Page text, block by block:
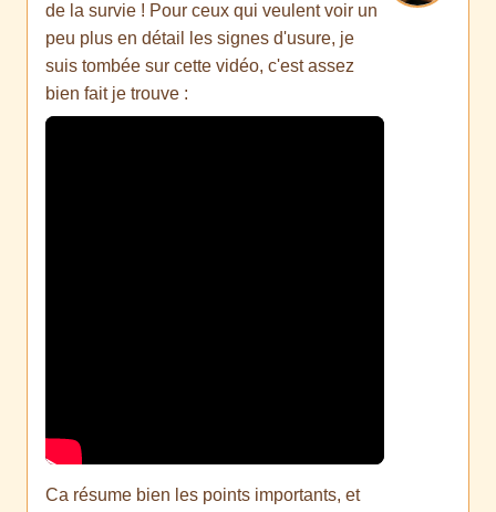
de la survie ! Pour ceux qui veulent voir un
peu plus en détail les signes d'usure, je
suis tombée sur cette vidéo, c'est assez
bien fait je trouve :
Ca résume bien les points importants, et